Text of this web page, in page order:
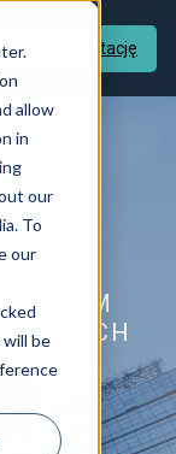
allow
in
our
To
our
be
Prezentację